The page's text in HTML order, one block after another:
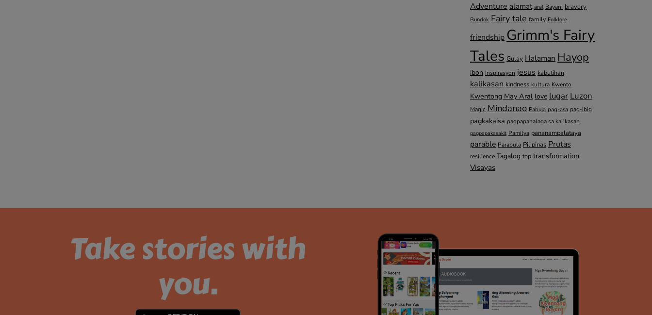
Adventure alamat aral Bayani bravery
Bundok Fairy tale family Folklore
friendship Grimm's Fairy
Tales Gulay Halaman Hayop
ibon Inspirasyon jesus kabutihan
kalikasan kindness kultura Kwento
Kwentong May Aral love lugar Luzon
Magic Mindanao Pabula pag-asa pag-ibig
pagkakaisa pagpapahalaga sa kalikasan
pagpapakasakit Pamilya pananampalataya
parable Parabula Pilipinas Prutas
resilience Tagalog top transformation
Visayas
Take stories with
you.